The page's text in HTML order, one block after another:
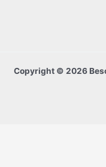
Copyright © 2026